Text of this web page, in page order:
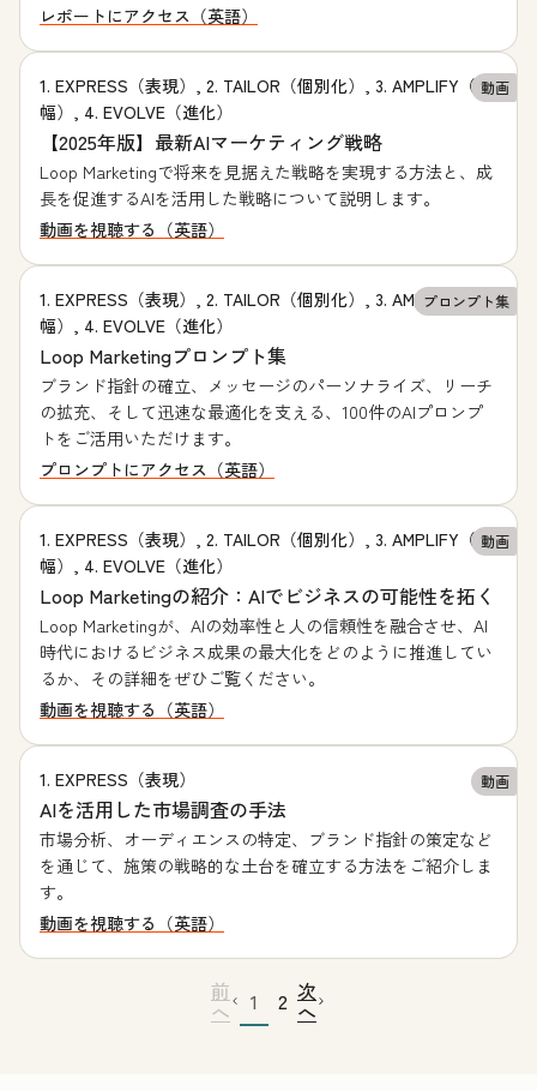
レポートにアクセス（英語）
1. EXPRESS（表現）, 2. TAILOR（個別化）, 3. AMPLIFY（増
幅）, 4. EVOLVE（進化）
動画
【2025年版】最新AIマーケティング戦略
Loop Marketingで将来を見据えた戦略を実現する方法と、成
長を促進するAIを活用した戦略について説明します。
動画を視聴する（英語）
1. EXPRESS（表現）, 2. TAILOR（個別化）, 3. AMPLIFY（増
幅）, 4. EVOLVE（進化）
プロンプト集
Loop Marketingプロンプト集
ブランド指針の確立、メッセージのパーソナライズ、リーチ
の拡充、そして迅速な最適化を支える、100件のAIプロンプ
トをご活用いただけます。
プロンプトにアクセス（英語）
1. EXPRESS（表現）, 2. TAILOR（個別化）, 3. AMPLIFY（増
幅）, 4. EVOLVE（進化）
動画
Loop Marketingの紹介：AIでビジネスの可能性を拓く
Loop Marketingが、AIの効率性と人の信頼性を融合させ、AI
時代におけるビジネス成果の最大化をどのように推進してい
るか、その詳細をぜひご覧ください。
動画を視聴する（英語）
1. EXPRESS（表現） 動画
AIを活用した市場調査の手法
市場分析、オーディエンスの特定、ブランド指針の策定など
を通じて、施策の戦略的な土台を確立する方法をご紹介しま
す。
動画を視聴する（英語）
前
へ 1 2 次
へ